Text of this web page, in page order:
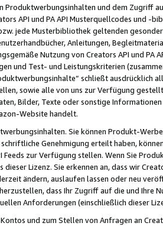
Produktwerbungsinhalten und dem Zugriff
API und PA API Musterquellcodes und
jede Musterbibliothek geltenden
Anleitungen,
Nutzung von Creators API und PA
und Test- und Leistungskriterien
schließt ausdrücklich
sowie alle von uns zur Verfügung
Bilder, Texte oder sonstige
Website handelt.
Sie können Produkt-
Genehmigung erteilt haben,
Feeds zur Verfügung stellen. Wenn Sie
Lizenz. Sie erkennen an, dass wir
ändern, auslaufen lassen oder neu
dass Ihr Zugriff auf die und Ihre
Anforderungen (einschließlich dieser
und zum Stellen von Anfragen an